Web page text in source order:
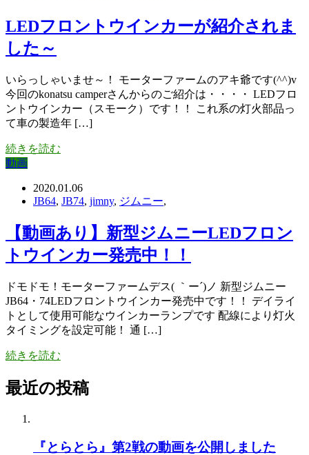
LEDフロントウインカーが紹介されま
した～
いらっしゃいませ～！ モーターファームのアキ爺です(^^)v
今回のkonatsu camperさんからのご紹介は・・・・ LEDフロ
ントウインカー（スモーク）です！！ これ系の灯火部品っ
て車の製造年 […]
続きを読む
動画
2020.01.06
JB64, JB74, jimny, ジムニー,
【動画あり】新型ジムニーLEDフロン
トウインカー発売中！！
ドモドモ！モーターファームデス( ｀ー´)ノ 新型ジムニー
JB64・74LEDフロントウインカー発売中です！！ デイライ
トとして使用可能なウインカーランプです 配線により灯火
タイミングを設定可能！ 通 […]
続きを読む
最近の投稿
『とらとら』第2戦の動画を公開しました